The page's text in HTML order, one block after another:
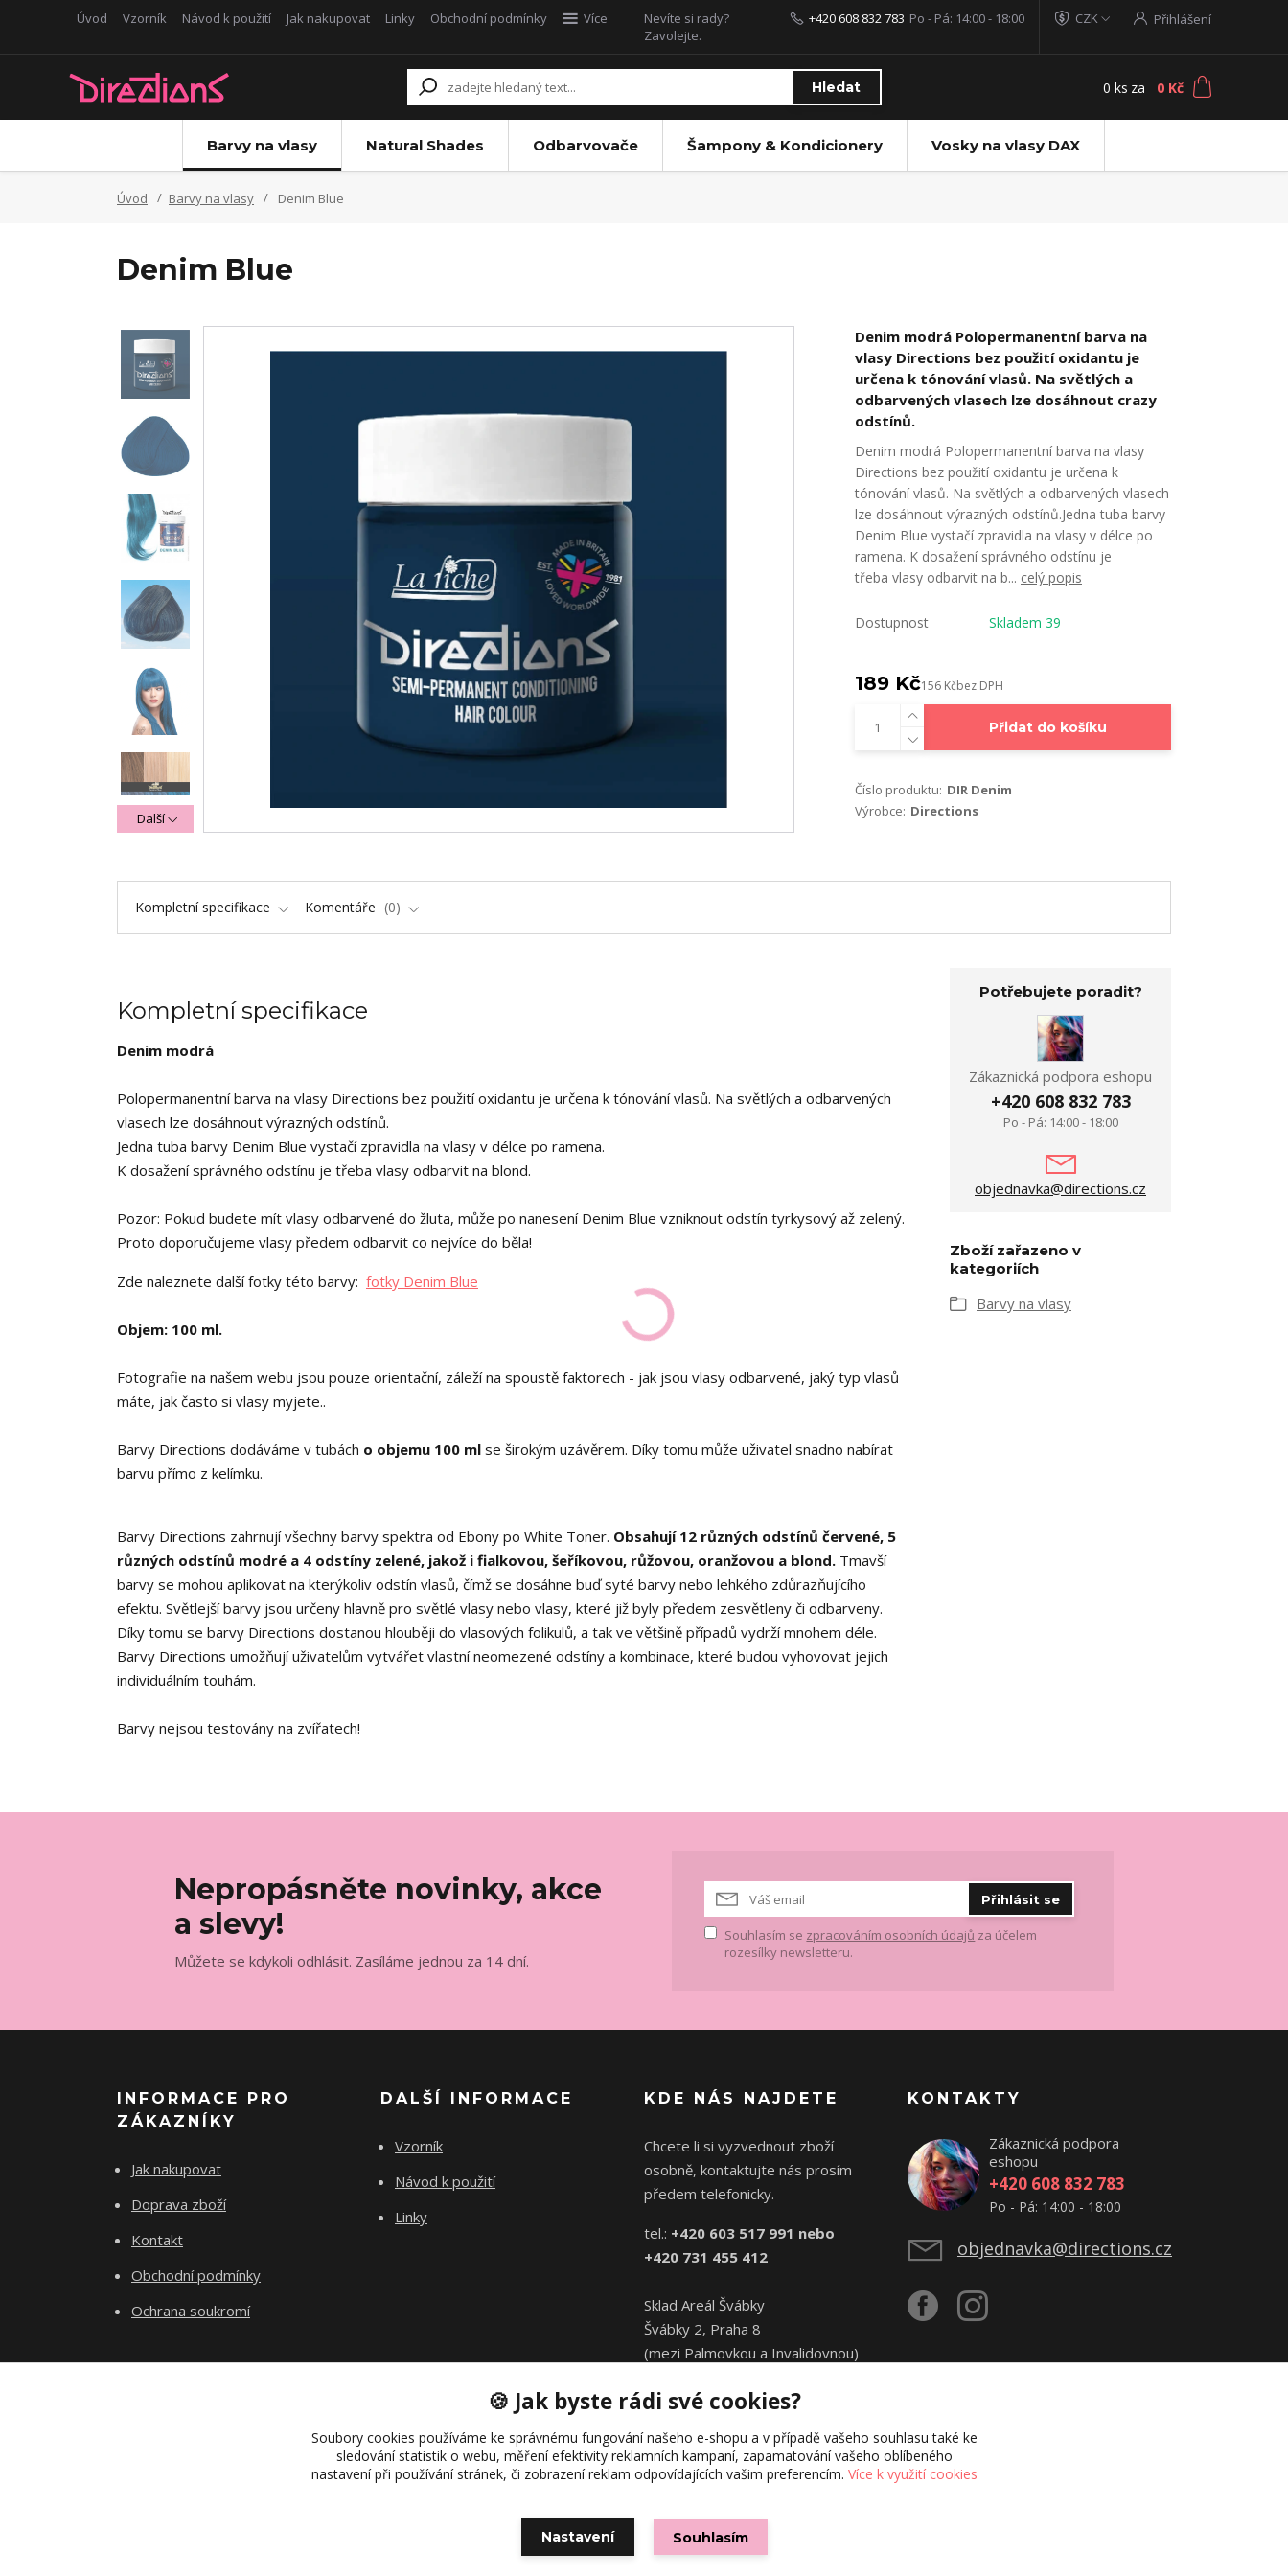
Úvod Vzorník Návod k použití Jak nakupovat Linky Obchodní podmínky Více CZK Přihlášení
Hledat
Nevíte si rady?
Zavolejte.
+420 608 832 783 Po - Pá: 14:00 - 18:00
0 ks za 0 Kč
Barvy na vlasy Natural Shades Odbarvovače Šampony & Kondicionery Vosky na vlasy DAX
Úvod Barvy na vlasy Denim Blue
Denim Blue
Další
Denim modrá Polopermanentní barva na
vlasy Directions bez použití oxidantu je
určena k tónování vlasů. Na světlých a
odbarvených vlasech lze dosáhnout crazy
odstínů.
Denim modrá Polopermanentní barva na vlasy
Directions bez použití oxidantu je určena k
tónování vlasů. Na světlých a odbarvených vlasech
lze dosáhnout výrazných odstínů.Jedna tuba barvy
Denim Blue vystačí zpravidla na vlasy v délce po
ramena. K dosažení správného odstínu je
třeba vlasy odbarvit na b... celý popis
Dostupnost Skladem 39
189 Kč156 Kčbez DPH
Přidat do košíku
Číslo produktu: DIR Denim
Výrobce: Directions
Kompletní specifikace Komentáře 0
Kompletní specifikace
Denim modrá
Polopermanentní barva na vlasy Directions bez použití oxidantu je určena k tónování vlasů. Na světlých a odbarvených
vlasech lze dosáhnout výrazných odstínů.
Jedna tuba barvy Denim Blue vystačí zpravidla na vlasy v délce po ramena.
K dosažení správného odstínu je třeba vlasy odbarvit na blond.
Pozor: Pokud budete mít vlasy odbarvené do žluta, může po nanesení Denim Blue vzniknout odstín tyrkysový až zelený.
Proto doporučujeme vlasy předem odbarvit co nejvíce do běla!
Zde naleznete další fotky této barvy: fotky Denim Blue
Objem: 100 ml.
Fotografie na našem webu jsou pouze orientační, záleží na spoustě faktorech - jak jsou vlasy odbarvené, jaký typ vlasů
máte, jak často si vlasy myjete..
Barvy Directions dodáváme v tubách o objemu 100 ml se širokým uzávěrem. Díky tomu může uživatel snadno nabírat
barvu přímo z kelímku.
Barvy Directions zahrnují všechny barvy spektra od Ebony po White Toner. Obsahují 12 různých odstínů červené, 5
různých odstínů modré a 4 odstíny zelené, jakož i fialkovou, šeříkovou, růžovou, oranžovou a blond. Tmavší
barvy se mohou aplikovat na kterýkoliv odstín vlasů, čímž se dosáhne buď syté barvy nebo lehkého zdůrazňujícího
efektu. Světlejší barvy jsou určeny hlavně pro světlé vlasy nebo vlasy, které již byly předem zesvětleny či odbarveny.
Díky tomu se barvy Directions dostanou hlouběji do vlasových folikulů, a tak ve většině případů vydrží mnohem déle.
Barvy Directions umožňují uživatelům vytvářet vlastní neomezené odstíny a kombinace, které budou vyhovovat jejich
individuálním touhám.
Barvy nejsou testovány na zvířatech!
Potřebujete poradit?
Zákaznická podpora eshopu
+420 608 832 783
Po - Pá: 14:00 - 18:00
objednavka@directions.cz
Zboží zařazeno v
kategoriích
Barvy na vlasy
Nepropásněte novinky, akce
a slevy!
Můžete se kdykoli odhlásit. Zasíláme jednou za 14 dní.
Přihlásit se
Souhlasím se zpracováním osobních údajů za účelem
rozesílky newsletteru.
INFORMACE PRO
ZÁKAZNÍKY
Jak nakupovat
Doprava zboží
Kontakt
Obchodní podmínky
Ochrana soukromí
DALŠÍ INFORMACE
Vzorník
Návod k použití
Linky
KDE NÁS NAJDETE
Chcete li si vyzvednout zboží
osobně, kontaktujte nás prosím
předem telefonicky.
tel.: +420 603 517 991 nebo
+420 731 455 412
Sklad Areál Švábky
Švábky 2, Praha 8
(mezi Palmovkou a Invalidovnou)
KONTAKTY
Zákaznická podpora
eshopu
+420 608 832 783
Po - Pá: 14:00 - 18:00
objednavka@directions.cz
© Directions.cz
Vytvořeno na
Eshop-rychle.cz
🍪 Jak byste rádi své cookies?
Soubory cookies používáme ke správnému fungování našeho e-shopu a v případě vašeho souhlasu také ke
sledování statistik o webu, měření efektivity reklamních kampaní, zapamatování vašeho oblíbeného
nastavení při používání stránek, či zobrazení reklam odpovídajících vašim preferencím. Více k využití cookies
Nastavení Souhlasím